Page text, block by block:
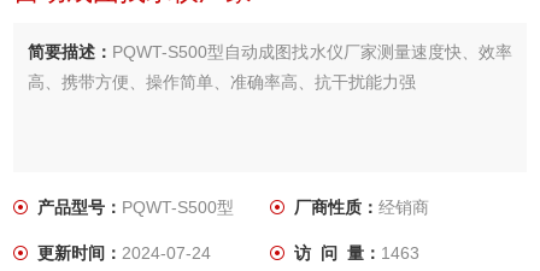
简要描述： PQWT-S500型自动成图找水仪厂家测量速度快、效率
高、携带方便、操作简单、准确率高、抗干扰能力强
产品型号： PQWT-S500型 厂商性质： 经销商
更新时间：2024-07-24 访 问 量： 1463